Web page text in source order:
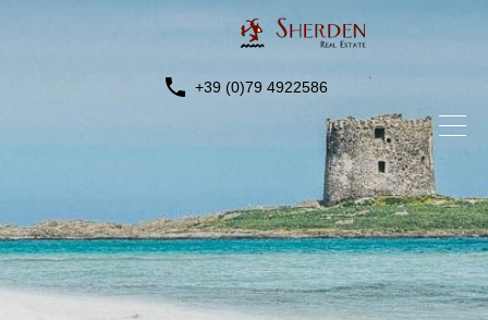
+39 (0)79 4922586